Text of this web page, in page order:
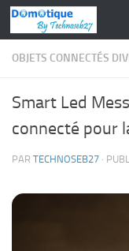
Skip to content
OBJETS CONNECTÉS
Smart Led
connecté pour
PAR TECHNOSEB27 ·